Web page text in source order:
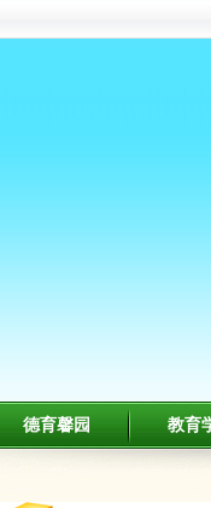
德育馨园 教育